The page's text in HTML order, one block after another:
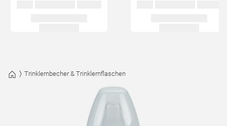
Trinklernbecher & Trinklernflaschen